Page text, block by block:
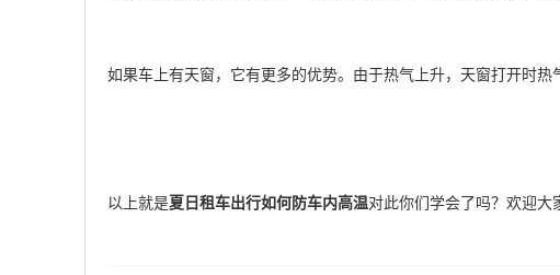
如果车上有天窗，它有更多的优势。由于热气上升，天窗打开时热
以上就是夏日租车出行如何防车内高温对此你们学会了吗？欢迎大